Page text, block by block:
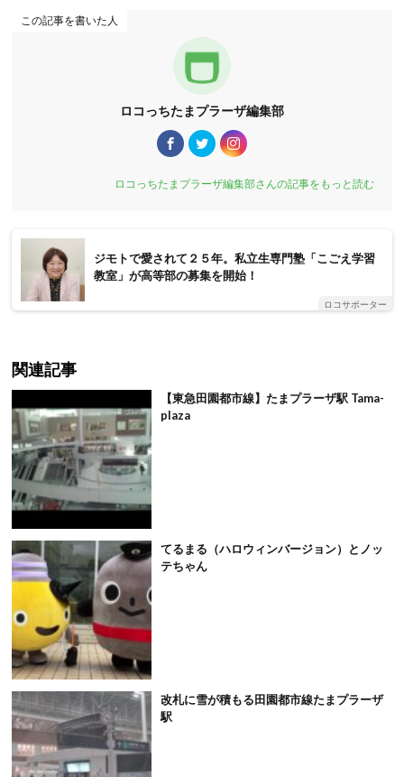
この記事を書いた人
ロコっちたまプラーザ編集部
ロコっちたまプラーザ編集部さんの記事をもっと読む
ジモトで愛されて２５年。私立生専門塾「こごえ学習
教室」が高等部の募集を開始！
ロコサポーター
関連記事
【東急田園都市線】たまプラーザ駅 Tama-
plaza
てるまる（ハロウィンバージョン）とノッ
テちゃん
改札に雪が積もる田園都市線たまプラーザ
駅